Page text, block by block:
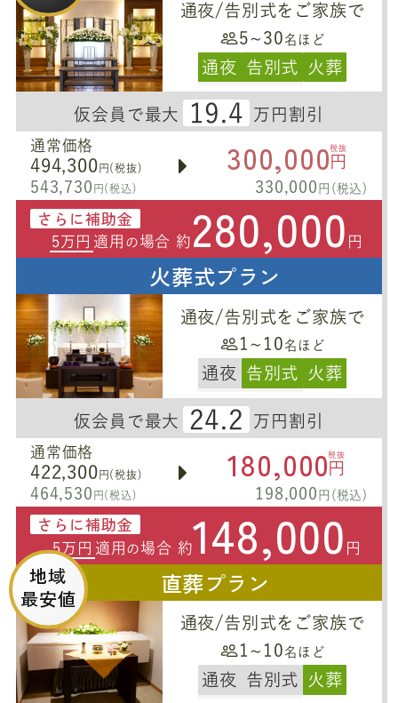
通夜/告別式をご家族で
5~30 名ほど
通夜 告別式 火葬
仮会員で最大 19.4 万円割引
通常価格
494,300 円(税抜)
543,730 円(税込)
300,000税抜
円
330,000 円(税込)
さらに補助金
5万円 適用 の 場合 約 280,000 円
火葬式プラン
通夜/告別式をご家族で
1~10 名ほど
通夜 告別式 火葬
仮会員で最大 24.2 万円割引
通常価格
422,300 円(税抜)
464,530 円(税込)
180,000税抜
円
198,000 円(税込)
さらに補助金
5万円 適用 の 場合 約148,000 円
地域
最安値
直葬プラン
通夜/告別式をご家族で
1~10 名ほど
通夜 告別式 火葬